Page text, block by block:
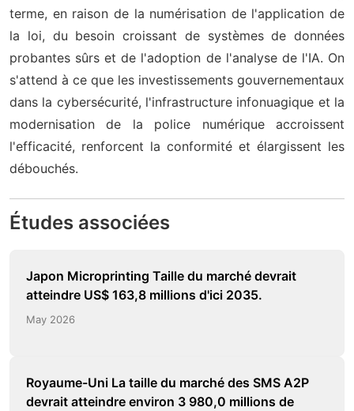
terme, en raison de la numérisation de l'application de
la loi, du besoin croissant de systèmes de données
probantes sûrs et de l'adoption de l'analyse de l'IA. On
s'attend à ce que les investissements gouvernementaux
dans la cybersécurité, l'infrastructure infonuagique et la
modernisation de la police numérique accroissent
l'efficacité, renforcent la conformité et élargissent les
débouchés.
Études associées
Japon Microprinting Taille du marché devrait
atteindre US$ 163,8 millions d'ici 2035.
May 2026
Royaume-Uni La taille du marché des SMS A2P
devrait atteindre environ 3 980,0 millions de